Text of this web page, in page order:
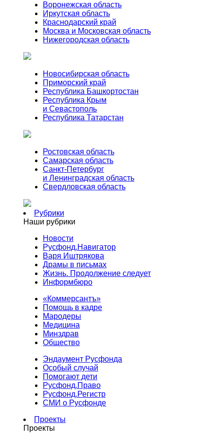
Воронежская область
Иркутская область
Краснодарский край
Москва и Московская область
Нижегородская область
Новосибирская область
Приморский край
Республика Башкортостан
Республика Крым
и Севастополь
Республика Татарстан
Ростовская область
Самарская область
Санкт-Петербург
и Ленинградская область
Свердловская область
Рубрики
Наши рубрики
Новости
Русфонд.Навигатор
Варя Иштрякова
Драмы в письмах
Жизнь. Продолжение следует
Информбюро
«Коммерсантъ»
Помощь в кадре
Мародеры
Медицина
Минздрав
Общество
Эндаумент Русфонда
Особый случай
Помогают дети
Русфонд.Право
Русфонд.Регистр
СМИ о Русфонде
Проекты
Проекты